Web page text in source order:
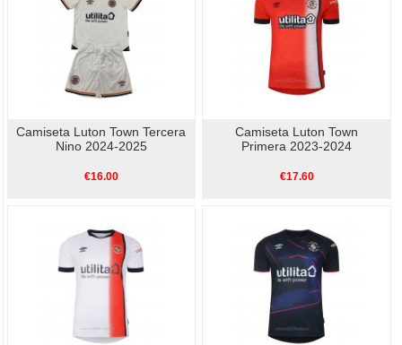
Camiseta Luton Town Tercera
Nino 2024-2025
€16.00
Camiseta Luton Town
Primera 2023-2024
€17.60